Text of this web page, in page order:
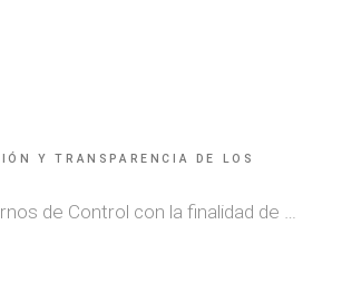
Y TRANSPARENCIA DE LOS
de Control con la finalidad de …